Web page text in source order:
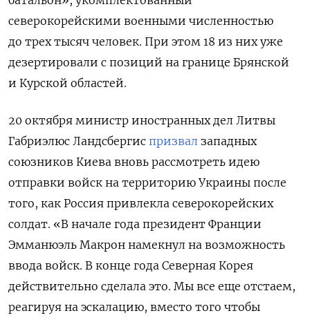
северокорейскими военными численностью
до трех тысяч человек. При этом 18 из них уже
дезертировали с позиций на границе Брянской
и Курской областей.
20 октября министр иностранных дел Литвы
Габриэлюс Ландсбергис призвал западных
союзников Киева вновь рассмотреть идею
отправки войск на территорию Украины после
того, как Россия привлекла северокорейских
солдат. «В начале года президент Франции
Эмманюэль Макрон намекнул на возможность
ввода войск. В конце года Северная Корея
действительно сделала это. Мы все еще отстаем,
реагируя на эскалацию, вместо того чтобы